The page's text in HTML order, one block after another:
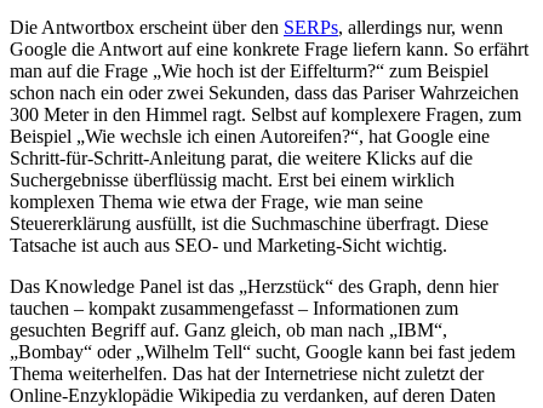
Die Antwortbox erscheint über den SERPs, allerdings nur, wenn
Google die Antwort auf eine konkrete Frage liefern kann. So erfährt
man auf die Frage „Wie hoch ist der Eiffelturm?“ zum Beispiel
schon nach ein oder zwei Sekunden, dass das Pariser Wahrzeichen
300 Meter in den Himmel ragt. Selbst auf komplexere Fragen, zum
Beispiel „Wie wechsle ich einen Autoreifen?“, hat Google eine
Schritt-für-Schritt-Anleitung parat, die weitere Klicks auf die
Suchergebnisse überflüssig macht. Erst bei einem wirklich
komplexen Thema wie etwa der Frage, wie man seine
Steuererklärung ausfüllt, ist die Suchmaschine überfragt. Diese
Tatsache ist auch aus SEO- und Marketing-Sicht wichtig.
Das Knowledge Panel ist das „Herzstück“ des Graph, denn hier
tauchen – kompakt zusammengefasst – Informationen zum
gesuchten Begriff auf. Ganz gleich, ob man nach „IBM“,
„Bombay“ oder „Wilhelm Tell“ sucht, Google kann bei fast jedem
Thema weiterhelfen. Das hat der Internetriese nicht zuletzt der
Online-Enzyklopädie Wikipedia zu verdanken, auf deren Daten